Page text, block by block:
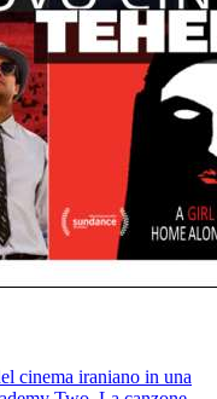
cinema iraniano in una